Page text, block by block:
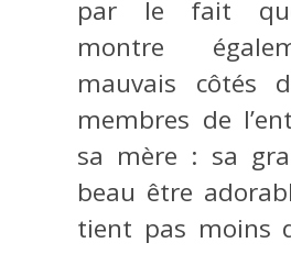
par le fait
montre
mauvais côtés
membres de
sa mère : sa
beau être
tient pas moins